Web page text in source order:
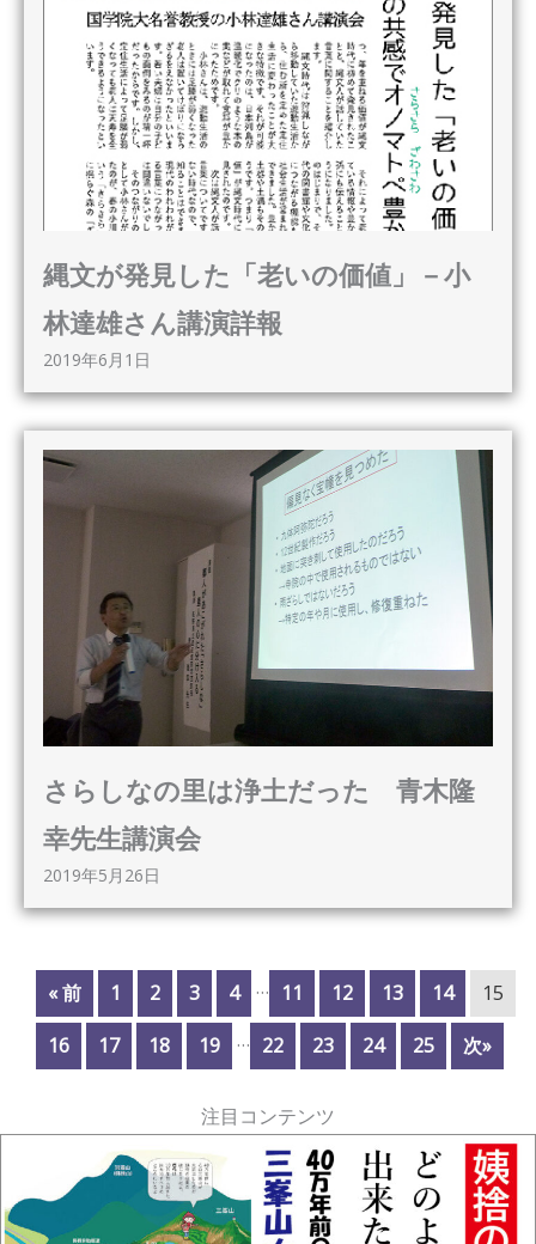
縄文が発見した「老いの価値」－小
林達雄さん講演詳報
2019年6月1日
さらしなの里は浄土だった 青木隆
幸先生講演会
2019年5月26日
« 前 1 2 3 4 … 11 12 13 14
15
16
17 18 19 … 22 23 24 25 次»
注目コンテンツ